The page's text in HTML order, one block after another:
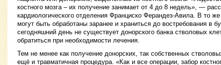
костного мозга – их получение занимает от 4 до 8 недель», —
кардиологического отделения Франциско Ферандез-Авила. В то
могут быть обработаны заранее и храниться до востребования в
сегодняшний день не существует донорского банка стволовых
обратиться при необходимости лечения.
Тем не менее как получение донорских, так собственных
ещё и травматичная процедура. «Как и все операции, забор